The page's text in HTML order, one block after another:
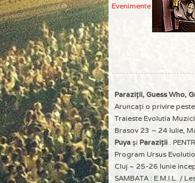
Evenimente
Paraziţii, Guess Who,
Aruncaţi o privire
Traieste Evolutia
Brasov 23 – 24 Iulie,
Puya şi Paraziții .
Program Ursus
Cluj ~ 25-26 Iunie
SAMBATA : E.M.I.L. /